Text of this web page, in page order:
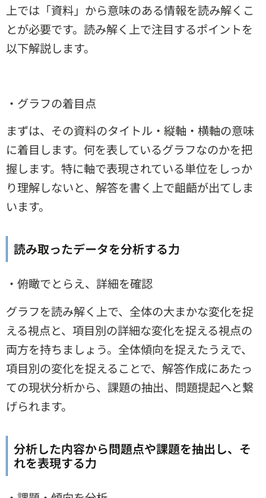
上では「資料」から意味のある情報を読み解くこ
とが必要です。読み解く上で注目するポイントを
以下解説します。
・グラフの着目点
まずは、その資料のタイトル・縦軸・横軸の意味
に着目します。何を表しているグラフなのかを把
握します。特に軸で表現されている単位をしっか
り理解しないと、解答を書く上で齟齬が出てしま
います。
読み取ったデータを分析する力
・俯瞰でとらえ、詳細を確認
グラフを読み解く上で、全体の大まかな変化を捉
える視点と、項目別の詳細な変化を捉える視点の
両方を持ちましょう。全体傾向を捉えたうえで、
項目別の変化を捉えることで、解答作成にあたっ
ての現状分析から、課題の抽出、問題提起へと繋
げられます。
分析した内容から問題点や課題を抽出し、そ
れを表現する力